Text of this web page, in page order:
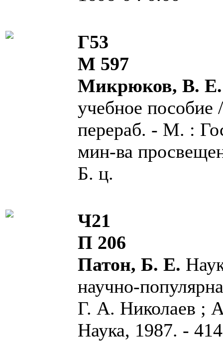
Г53
М 597
Микрюков, В.
учебное
перераб. - М. :
мин-ва
Б. ц.
Ч21
П 206
Патон, Б. Е.
научно-
Г. А. Николаев ;
Наука, 1987. -